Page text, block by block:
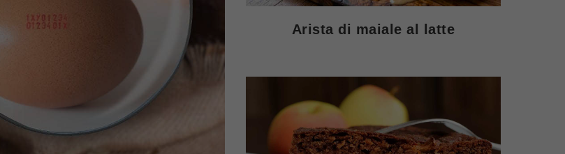
Arista di maiale al latte